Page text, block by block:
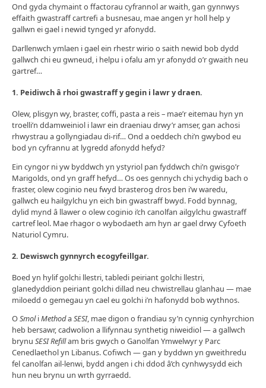
Ond gyda chymaint o ffactorau cyfrannol ar waith, gan gynnwys
effaith gwastraff cartrefi a busnesau, mae angen yr holl help y
gallwn ei gael i newid tynged yr afonydd.
Darllenwch ymlaen i gael ein rhestr wirio o saith newid bob dydd
gallwch chi eu gwneud, i helpu i ofalu am yr afonydd o’r gwaith neu
gartref…
1. Peidiwch â rhoi gwastraff y gegin i lawr y draen.
Olew, plisgyn wy, braster, coffi, pasta a reis – mae’r eitemau hyn yn
troelli’n ddamweiniol i lawr ein draeniau drwy’r amser, gan achosi
rhwystrau a gollyngiadau di-rif… Ond a oeddech chi’n gwybod eu
bod yn cyfrannu at lygredd afonydd hefyd?
Ein cyngor ni yw byddwch yn ystyriol pan fyddwch chi’n gwisgo’r
Marigolds, ond yn graff hefyd… Os oes gennych chi ychydig bach o
fraster, olew coginio neu fwyd brasterog dros ben i’w waredu,
gallwch eu hailgylchu yn eich bin gwastraff bwyd. Fodd bynnag,
dylid mynd â llawer o olew coginio i’ch canolfan ailgylchu gwastraff
cartref leol. Mae rhagor o wybodaeth am hyn ar gael drwy Cyfoeth
Naturiol Cymru.
2. Dewiswch gynnyrch ecogyfeillgar.
Boed yn hylif golchi llestri, tabledi peiriant golchi llestri,
glanedyddion peiriant golchi dillad neu chwistrellau glanhau — mae
miloedd o gemegau yn cael eu golchi i’n hafonydd bob wythnos.
OSmoliMethodaSESI, mae digon o frandiau sy’n cynnig cynhyrchion
heb bersawr, cadwolion a llifynnau synthetig niweidiol — a gallwch
brynu SESI Refillam bris gwych o Ganolfan Ymwelwyr y Parc
Cenedlaethol yn Libanus. Cofiwch — gan y byddwn yn gweithredu
fel canolfan ail-lenwi, bydd angen i chi ddod â’ch cynhwysydd eich
hun neu brynu un wrth gyrraedd.